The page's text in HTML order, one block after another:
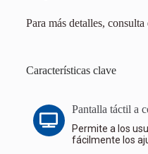
Para más detalles, consulta
Características clave
Pantalla táctil a
Permite a los
fácilmente los